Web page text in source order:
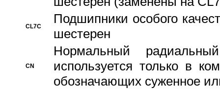
CL7C
Подшипники особого
шестерен
CN
Hормальный
используется только в
обозначающих суженное